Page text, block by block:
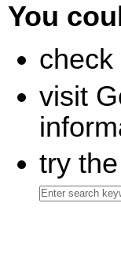
You
visit
try